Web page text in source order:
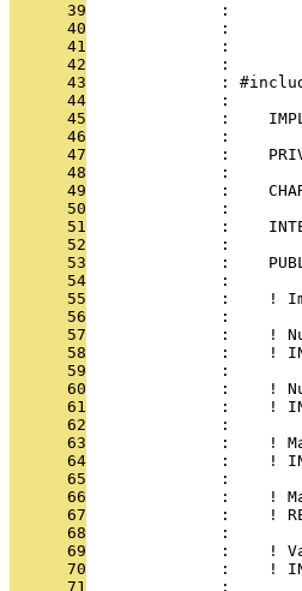
      39
:
      40
:
      41
:
      42
:
      43
:
      44
              :
      45
:
      46
              :
      47
:
      48
              :
      49
:
      50
              :
      51
:
      52
              :
      53
:
      54
              :
      55
:    !
      56
              :
      57
:    !
      58
:    !
      59
              :
      60
:    !
      61
:    !
      62
              :
      63
:    !
      64
:    !
      65
              :
      66
:    !
      67
:    !
      68
              :
      69
:    !
      70
:    !
      71
              :